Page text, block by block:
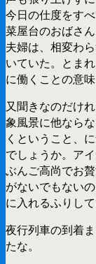
今日の仕度をす
菜屋台のおばさ
夫婦は、相変わ
いていた。とま
に働くことの意味
又聞きなのだけ
象風景に他なら
くということ、
でしょうか。ア
ぶんご高尚でお
がないでもない
に入れるふりし
夜行列車の到着
たな。